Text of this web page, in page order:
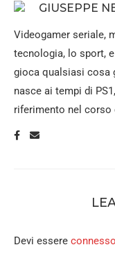
GIUSEPPE
Videogamer seriale,
tecnologia, lo sport,
gioca qualsiasi cosa
nasce ai tempi di
riferimento nel corso
Devi essere connesso